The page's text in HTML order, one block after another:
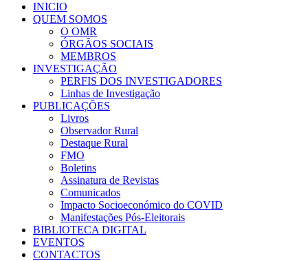
INICIO
QUEM SOMOS
O OMR
ÓRGÃOS SOCIAIS
MEMBROS
INVESTIGAÇÃO
PERFIS DOS INVESTIGADORES
Linhas de Investigação
PUBLICAÇÕES
Livros
Observador Rural
Destaque Rural
FMO
Boletins
Assinatura de Revistas
Comunicados
Impacto Socioeconómico do COVID
Manifestações Pós-Eleitorais
BIBLIOTECA DIGITAL
EVENTOS
CONTACTOS